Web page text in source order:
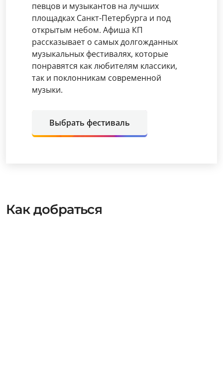
певцов и музыкантов на лучших
площадках Санкт-Петербурга и под
открытым небом. Афиша КП
рассказывает о самых долгожданных
музыкальных фестивалях, которые
понравятся как любителям классики,
так и поклонникам современной
музыки.
Выбрать фестиваль
Как добраться